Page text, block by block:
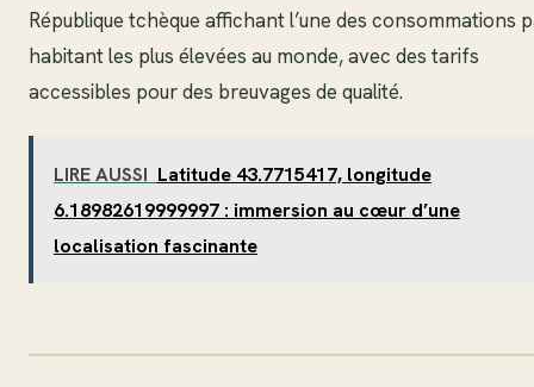
République tchèque affichant l’une des consommations
habitant les plus élevées au monde, avec des tarifs
accessibles pour des breuvages de qualité.
LIRE AUSSI Latitude 43.7715417, longitude
6.18982619999997 : immersion au cœur d’une
localisation fascinante